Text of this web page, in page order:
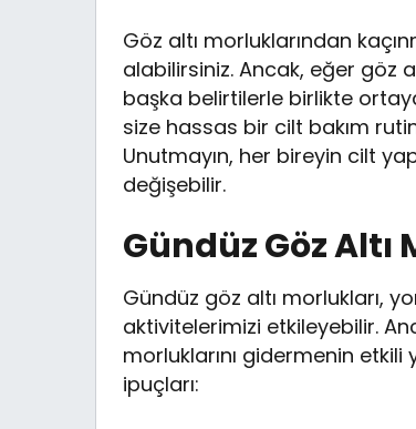
Göz altı morluklarından
alabilirsiniz. Ancak, eğer göz
başka belirtilerle birlikte
size hassas bir cilt bakım
Unutmayın, her bireyin cilt
değişebilir.
Gündüz Göz Altı
Gündüz göz altı morlukları,
aktivitelerimizi etkileyebilir.
morluklarını gidermenin etkili
ipuçları: